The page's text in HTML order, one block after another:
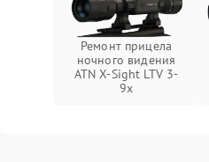
Ремонт прицела
ночного видения
ATN X-Sight LTV 3-
9x